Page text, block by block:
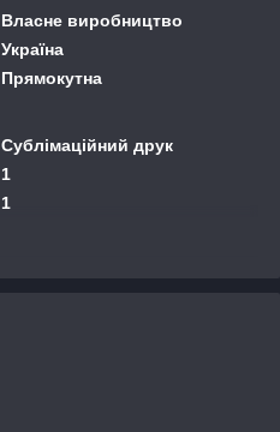
Власне виробництво
Україна
Прямокутна
Сублімаційний друк
1
1